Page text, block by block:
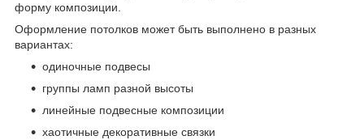
форму композиции.
Оформление потолков может быть выполнено в разных
вариантах:
одиночные подвесы
группы ламп разной высоты
линейные подвесные композиции
хаотичные декоративные связки